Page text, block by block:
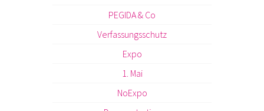
PEGIDA & Co
Verfassungsschutz
Expo
1. Mai
NoExpo